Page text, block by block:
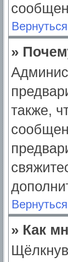
»
также,
» Как